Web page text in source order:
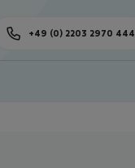
+49 (0) 2203 2970 444